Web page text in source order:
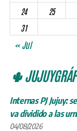
24
25
31
« Jul
🌵
Internas PJ Jujuy:
va dividido a las
04/08/2026